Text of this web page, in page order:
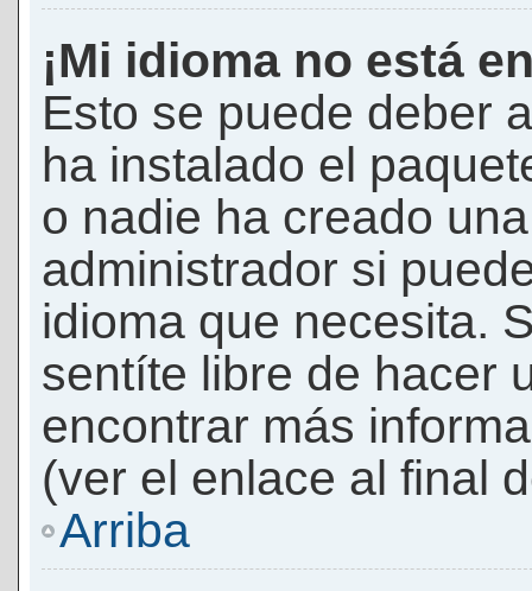
¡Mi idioma no está
Esto se puede deber
ha instalado el
o nadie ha creado
administrador si
idioma que necesita.
sentíte libre de hacer
encontrar más
(ver el enlace al final
Arriba